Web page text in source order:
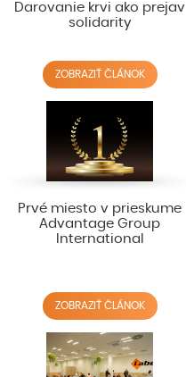
Darovanie krvi ako prejav
solidarity
ZOBRAZIŤ ČLÁNOK
Prvé miesto v prieskume
Advantage Group
International
ZOBRAZIŤ ČLÁNOK